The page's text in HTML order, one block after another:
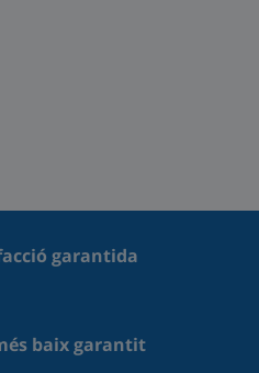
garantida
baix garantit